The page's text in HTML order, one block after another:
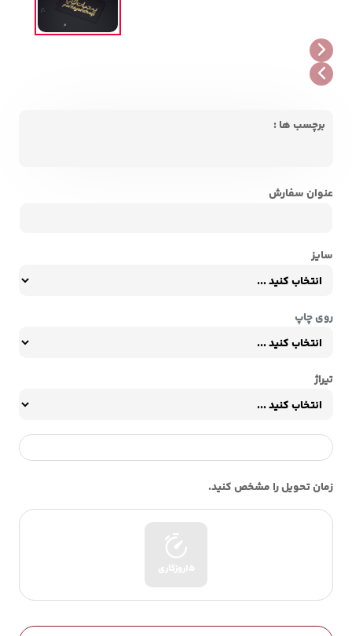
برچسب ها :
عنوان سفارش
سایز
روی چاپ
تیراژ
زمان تحویل را مشخص کنید.